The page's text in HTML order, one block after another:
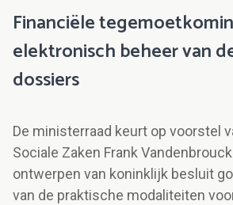
Financiële
elektronisch beheer van
dossiers
De ministerraad keurt op voorstel
Sociale Zaken Frank
ontwerpen van koninklijk besluit
van de praktische modaliteiten